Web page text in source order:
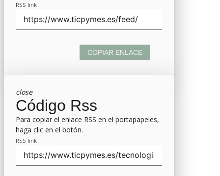
RSS link
COPIAR ENLACE
close
Código Rss
Para copiar el enlace RSS en el portapapeles,
haga clic en el botón.
RSS link